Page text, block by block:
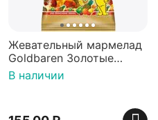
Жевательный мармелад
Goldbaren Золотые
мишки 100г, Германия
В наличии